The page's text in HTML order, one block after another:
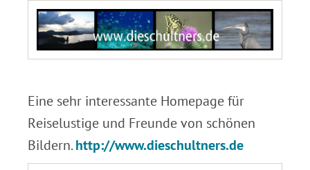
Eine sehr interessante Homepage für
Reiselustige und Freunde von schönen
Bildern.http://www.dieschultners.de